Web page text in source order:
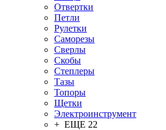
Отвертки
Петли
Рулетки
Саморезы
Сверлы
Скобы
Степлеры
Тазы
Топоры
Щетки
Электроинструмент
+ ЕЩЕ 22